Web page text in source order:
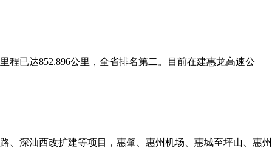
里程已达852.896公里，全省排名第二。目前在建惠龙高速公
路、深汕西改扩建等项目，惠肇、惠州机场、惠城至坪山、惠州